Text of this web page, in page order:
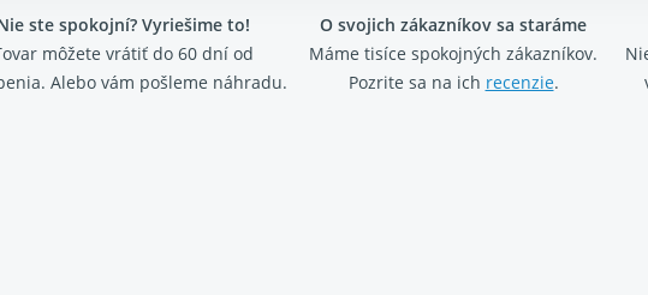
ste spokojní? Vyriešime to!
môžete vrátiť do 60 dní od
Alebo vám pošleme náhradu.
O svojich zákazníkov sa staráme
Máme tisíce spokojných zákazníkov.
Pozrite sa na ich recenzie.